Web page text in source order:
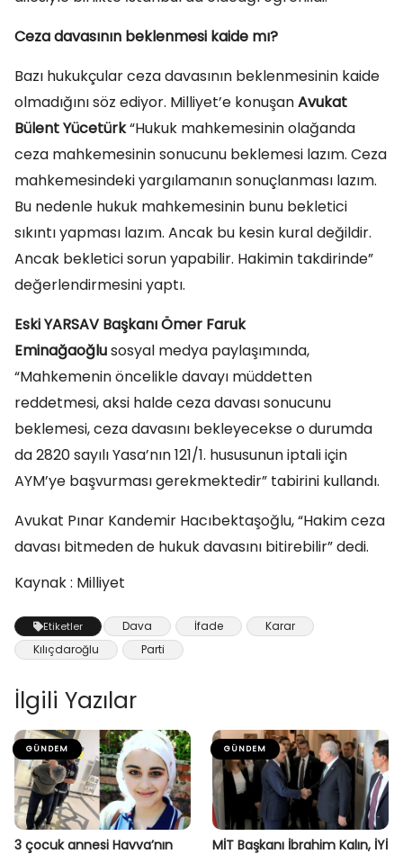
Ceza davasının beklenmesi kaide mı?
Bazı hukukçular ceza davasının beklenmesinin kaide
olmadığını söz ediyor. Milliyet’e konuşanAvukat
Bülent Yücetürk“Hukuk mahkemesinin olağanda
ceza mahkemesinin sonucunu beklemesi lazım. Ceza
mahkemesindeki yargılamanın sonuçlanması lazım.
Bu nedenle hukuk mahkemesinin bunu bekletici
sıkıntı yapması lazım. Ancak bu kesin kural değildir.
Ancak bekletici sorun yapabilir. Hakimin takdirinde”
değerlendirmesini yaptı.
Eski YARSAV Başkanı Ömer Faruk
Eminağaoğlusosyal medya paylaşımında,
“Mahkemenin öncelikle davayı müddetten
reddetmesi, aksi halde ceza davası sonucunu
beklemesi, ceza davasını bekleyecekse o durumda
da 2820 sayılı Yasa’nın 121/1. hususunun iptali için
AYM’ye başvurması gerekmektedir” tabirini kullandı.
Avukat Pınar Kandemir Hacıbektaşoğlu, “Hakim ceza
davası bitmeden de hukuk davasını bitirebilir” dedi.
Kaynak : Milliyet
Etiketler Dava İfade
Karar
Kılıçdaroğlu
Parti
İlgili Yazılar
GÜNDEM
3 çocuk annesi Havva’nın
GÜNDEM
MİT Başkanı İbrahim Kalın, İYİ